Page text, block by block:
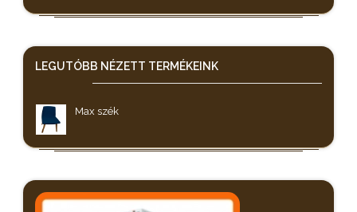
LEGUTÓBB NÉZETT TERMÉKEINK
Max szék